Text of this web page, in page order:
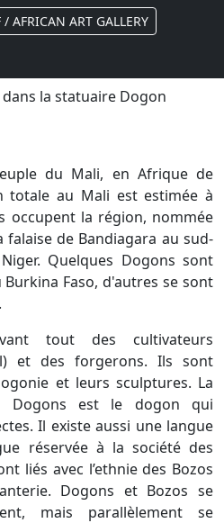
AFRICAN ART GALLERY
la statuaire Dogon
du Mali, en Afrique de
totale au Mali est estimée à
occupent la région, nommée
falaise de Bandiagara au sud-
Quelques Dogons sont
Faso, d'autres se sont
tout des cultivateurs
et des forgerons. Ils sont
et leurs sculptures. La
Dogons est le dogon qui
Il existe aussi une langue
réservée à la société des
liés avec l’ethnie des Bozos
Dogons et Bozos se
mais parallèlement se